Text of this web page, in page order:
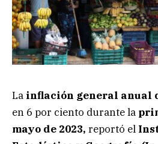
La inflación general anual
en 6 por ciento durante la
mayo de 2023, reportó el